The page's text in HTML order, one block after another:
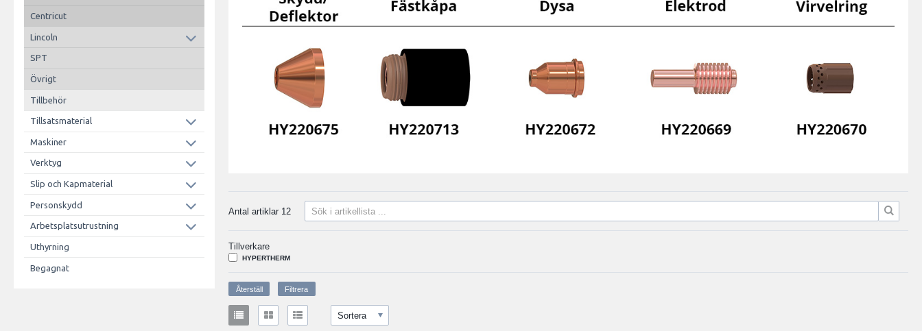
Centricut
Lincoln
SPT
Övrigt
Tillbehör
Tillsatsmaterial
Maskiner
Verktyg
Slip och Kapmaterial
Personskydd
Arbetsplatsutrustning
Uthyrning
Begagnat
Antal artiklar 12
Tillverkare
HYPERTHERM
Sortera